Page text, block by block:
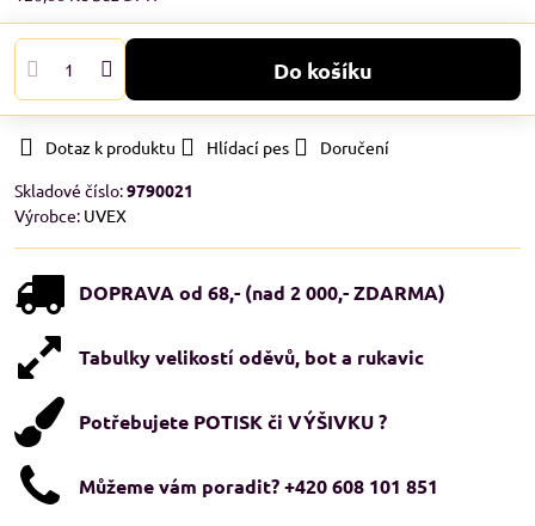
Do košíku
Dotaz k produktu Hlídací pes
Doručení
Skladové číslo:9790021
Výrobce: UVEX
DOPRAVA od 68,- (nad 2 000,- ZDARMA)
Tabulky velikostí oděvů, bot a rukavic
Potřebujete POTISK či VÝŠIVKU ?
Můžeme vám poradit? +420 608 101 851